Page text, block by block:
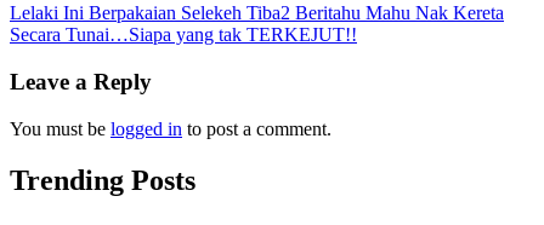
Post
navigation
Lelaki Ini Berpakaian Selekeh Tiba2 Beritahu Mahu Nak Kereta
Secara Tunai…Siapa yang tak TERKEJUT!!
Leave a Reply
You must be logged in to post a comment.
Trending Posts